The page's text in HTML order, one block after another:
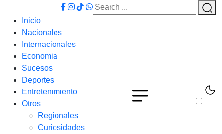
Inicio
Nacionales
Internacionales
Economia
Sucesos
Deportes
Entretenimiento
Otros
Regionales
Curiosidades